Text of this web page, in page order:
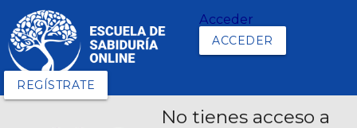
Acceder
ACCEDER
REGÍSTRATE
No tienes acceso a